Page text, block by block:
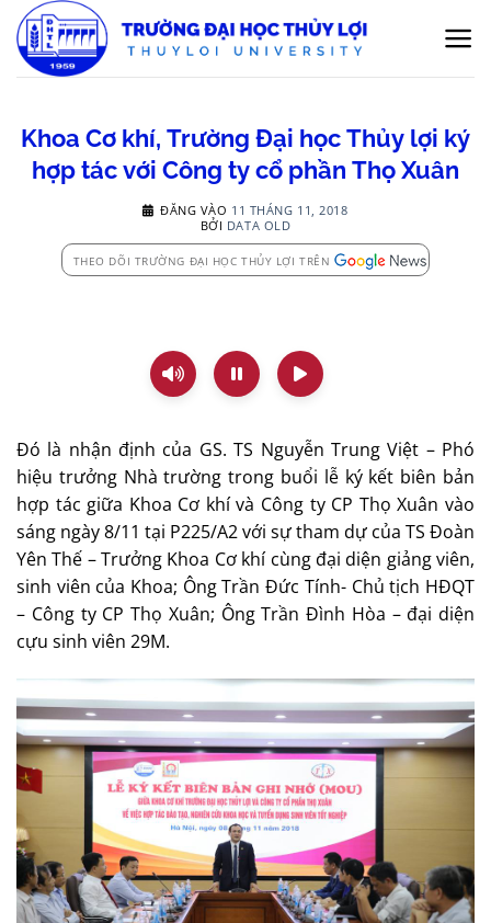
qua
nội
Khoa Cơ khí, Trường Đại học Thủy lợi ký
hợp tác với Công ty cổ phần Thọ Xuân
ĐĂNG VÀO 11 THÁNG 11, 2018
BỞI DATA OLD
THEO DÕI TRƯỜNG ĐẠI HỌC THỦY LỢI TRÊN
Đó là nhận định của GS. TS Nguyễn Trung Việt – Phó
hiệu trưởng Nhà trường trong buổi lễ ký kết biên bản
hợp tác giữa Khoa Cơ khí và Công ty CP Thọ Xuân vào
sáng ngày 8/11 tại P225/A2 với sự tham dự của TS Đoàn
Yên Thế – Trưởng Khoa Cơ khí cùng đại diện giảng viên,
sinh viên của Khoa; Ông Trần Đức Tính- Chủ tịch HĐQT
– Công ty CP Thọ Xuân; Ông Trần Đình Hòa – đại diện
cựu sinh viên 29M.